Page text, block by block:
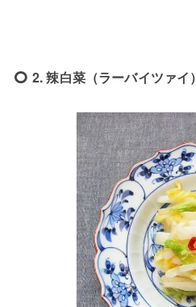
2. 辣白菜（ラーバイツァイ）